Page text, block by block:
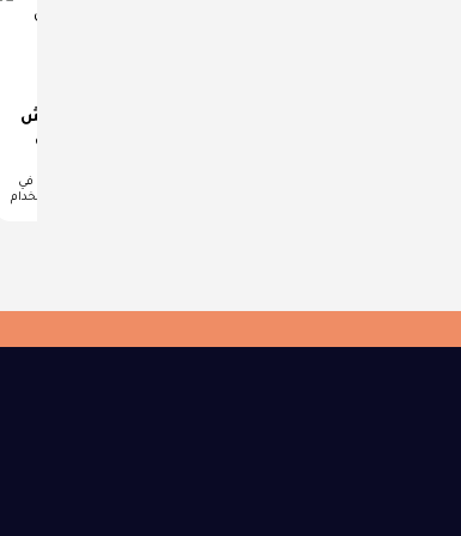
أنشئ لعبة بطاقة خدش
في Flutter خلال دقائق
إنشاء لعبة بطاقة خدش في Flutter
للكشف عن الجوائز باستخدام Flutter